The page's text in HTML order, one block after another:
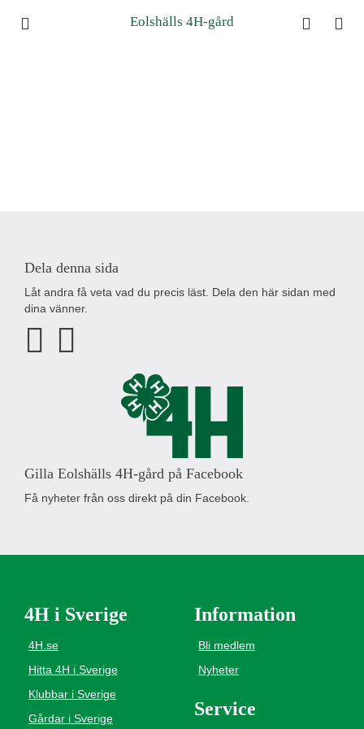
Eolshälls 4H-gård
Dela denna sida
Låt andra få veta vad du precis läst. Dela den här sidan med
dina vänner.
Gilla Eolshälls 4H-gård på Facebook
Få nyheter från oss direkt på din Facebook.
4H i Sverige
4H.se
Hitta 4H i Sverige
Klubbar i Sverige
Gårdar i Sverige
Information
Bli medlem
Nyheter
Service